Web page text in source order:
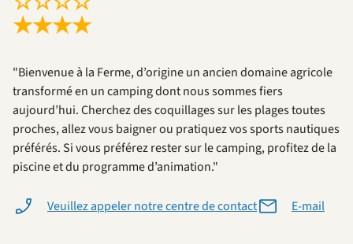
★★★★
"Bienvenue à la Ferme, d’origine un ancien domaine agricole
transformé en un camping dont nous sommes fiers
aujourd’hui. Cherchez des coquillages sur les plages toutes
proches, allez vous baigner ou pratiquez vos sports nautiques
préférés. Si vous préférez rester sur le camping, profitez de la
piscine et du programme d’animation."
Veuillez appeler notre centre de contact E-mail